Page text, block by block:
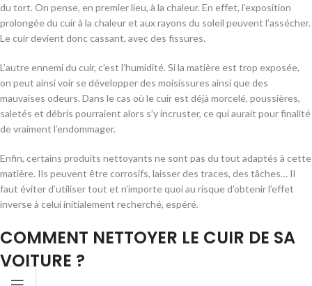
du tort. On pense, en premier lieu, à la chaleur. En effet, l’exposition
prolongée du cuir à la chaleur et aux rayons du soleil peuvent l’assécher.
Le cuir devient donc cassant, avec des fissures.
L’autre ennemi du cuir, c’est l’humidité. Si la matière est trop exposée,
on peut ainsi voir se développer des moisissures ainsi que des
mauvaises odeurs. Dans le cas où le cuir est déjà morcelé, poussières,
saletés et débris pourraient alors s’y incruster, ce qui aurait pour finalité
de vraiment l’endommager.
Enfin, certains produits nettoyants ne sont pas du tout adaptés à cette
matière. Ils peuvent être corrosifs, laisser des traces, des tâches… Il
faut éviter d’utiliser tout et n’importe quoi au risque d’obtenir l’effet
inverse à celui initialement recherché, espéré.
COMMENT NETTOYER LE CUIR DE SA
VOITURE ?